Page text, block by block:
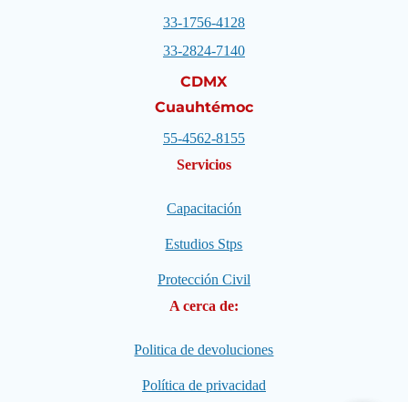
33-1756-4128
33-2824-7140
CDMX
Cuauhtémoc
55-4562-8155
Servicios
Capacitación
Estudios Stps
Protección Civil
A cerca de:
Politica de devoluciones
Política de privacidad